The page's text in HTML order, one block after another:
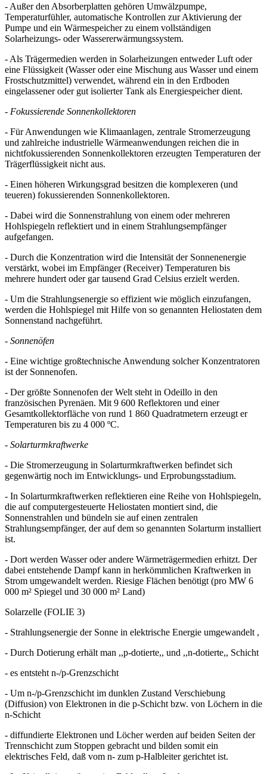
- Außer den Absorberplatten gehören Umwälzpumpe,
Temperaturfühler, automatische Kontrollen zur Aktivierung der
Pumpe und ein Wärmespeicher zu einem vollständigen
Solarheizungs- oder Wassererwärmungssystem.
- Als Trägermedien werden in Solarheizungen entweder Luft oder
eine Flüssigkeit (Wasser oder eine Mischung aus Wasser und einem
Frostschutzmittel) verwendet, während ein in den Erdboden
eingelassener oder gut isolierter Tank als Energiespeicher dient.
- Fokussierende Sonnenkollektoren
- Für Anwendungen wie Klimaanlagen, zentrale Stromerzeugung
und zahlreiche industrielle Wärmeanwendungen reichen die in
nichtfokussierenden Sonnenkollektoren erzeugten Temperaturen der
Trägerflüssigkeit nicht aus.
- Einen höheren Wirkungsgrad besitzen die komplexeren (und
teueren) fokussierenden Sonnenkollektoren.
- Dabei wird die Sonnenstrahlung von einem oder mehreren
Hohlspiegeln reflektiert und in einem Strahlungsempfänger
aufgefangen.
- Durch die Konzentration wird die Intensität der Sonnenenergie
verstärkt, wobei im Empfänger (Receiver) Temperaturen bis
mehrere hundert oder gar tausend Grad Celsius erzielt werden.
- Um die Strahlungsenergie so effizient wie möglich einzufangen,
werden die Hohlspiegel mit Hilfe von so genannten Heliostaten dem
Sonnenstand nachgeführt.
- Sonnenöfen
- Eine wichtige großtechnische Anwendung solcher Konzentratoren
ist der Sonnenofen.
- Der größte Sonnenofen der Welt steht in Odeillo in den
französischen Pyrenäen. Mit 9 600 Reflektoren und einer
Gesamtkollektorfläche von rund 1 860 Quadratmetern erzeugt er
Temperaturen bis zu 4 000 ºC.
- Solarturmkraftwerke
- Die Stromerzeugung in Solarturmkraftwerken befindet sich
gegenwärtig noch im Entwicklungs- und Erprobungsstadium.
- In Solarturmkraftwerken reflektieren eine Reihe von Hohlspiegeln,
die auf computergesteuerte Heliostaten montiert sind, die
Sonnenstrahlen und bündeln sie auf einen zentralen
Strahlungsempfänger, der auf dem so genannten Solarturm installiert
ist.
- Dort werden Wasser oder andere Wärmeträgermedien erhitzt. Der
dabei entstehende Dampf kann in herkömmlichen Kraftwerken in
Strom umgewandelt werden. Riesige Flächen benötigt (pro MW 6
000 m² Spiegel und 30 000 m² Land)
Solarzelle (FOLIE 3)
- Strahlungsenergie der Sonne in elektrische Energie umgewandelt ,
- Durch Dotierung erhält man ,,p-dotierte,, und ,,n-dotierte,, Schicht
- es entsteht n-/p-Grenzschicht
- Um n-/p-Grenzschicht im dunklen Zustand Verschiebung
(Diffusion) von Elektronen in die p-Schicht bzw. von Löchern in die
n-Schicht
- diffundierte Elektronen und Löcher werden auf beiden Seiten der
Trennschicht zum Stoppen gebracht und bilden somit ein
elektrisches Feld, daß vom n- zum p-Halbleiter gerichtet ist.